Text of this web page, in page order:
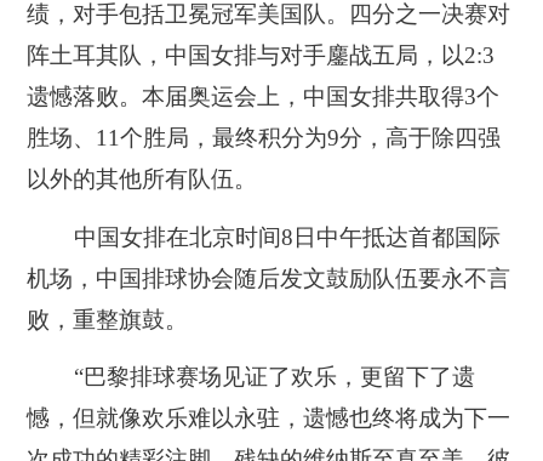
绩，对手包括卫冕冠军美国队。四分之一决赛对
阵土耳其队，中国女排与对手鏖战五局，以2:3
遗憾落败。本届奥运会上，中国女排共取得3个
胜场、11个胜局，最终积分为9分，高于除四强
以外的其他所有队伍。
中国女排在北京时间8日中午抵达首都国际
机场，中国排球协会随后发文鼓励队伍要永不言
败，重整旗鼓。
“巴黎排球赛场见证了欢乐，更留下了遗
憾，但就像欢乐难以永驻，遗憾也终将成为下一